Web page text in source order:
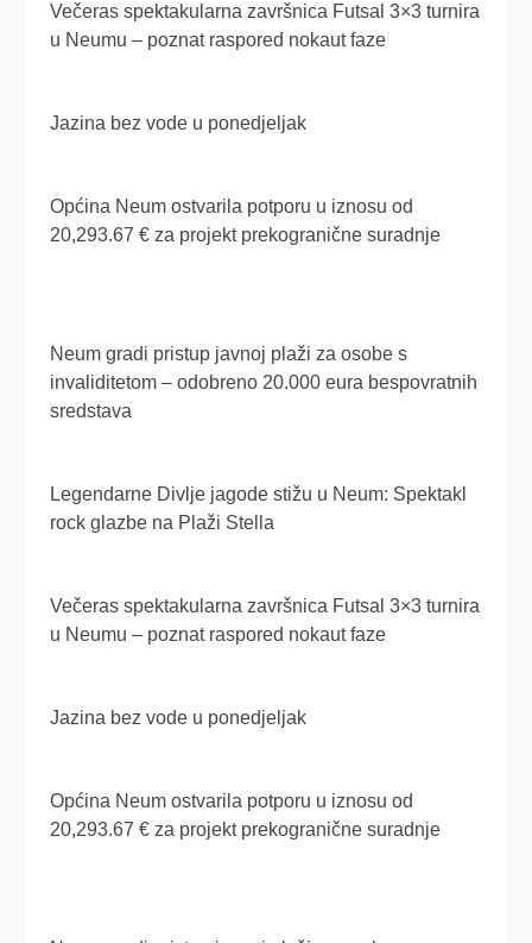
Večeras spektakularna završnica Futsal 3×3 turnira
u Neumu – poznat raspored nokaut faze
Jazina bez vode u ponedjeljak
Općina Neum ostvarila potporu u iznosu od
20,293.67 € za projekt prekogranične suradnje
Neum gradi pristup javnoj plaži za osobe s
invaliditetom – odobreno 20.000 eura bespovratnih
sredstava
Legendarne Divlje jagode stižu u Neum: Spektakl
rock glazbe na Plaži Stella
Večeras spektakularna završnica Futsal 3×3 turnira
u Neumu – poznat raspored nokaut faze
Jazina bez vode u ponedjeljak
Općina Neum ostvarila potporu u iznosu od
20,293.67 € za projekt prekogranične suradnje